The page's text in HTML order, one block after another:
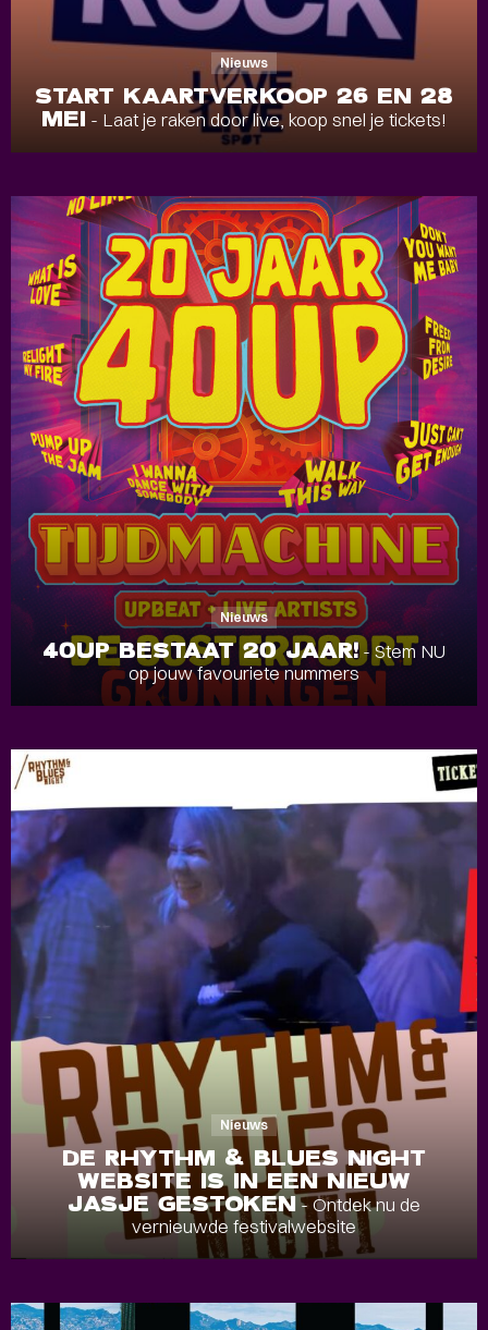
Nieuws
START KAARTVERKOOP 26 EN 28
MEI - Laat je raken door live, koop snel je tickets!
Nieuws
40UP BESTAAT 20 JAAR!- Stem NU
op jouw favouriete nummers
Nieuws
DE RHYTHM & BLUES NIGHT
WEBSITE IS IN EEN NIEUW
JASJE GESTOKEN- Ontdek nu de
vernieuwde festivalwebsite